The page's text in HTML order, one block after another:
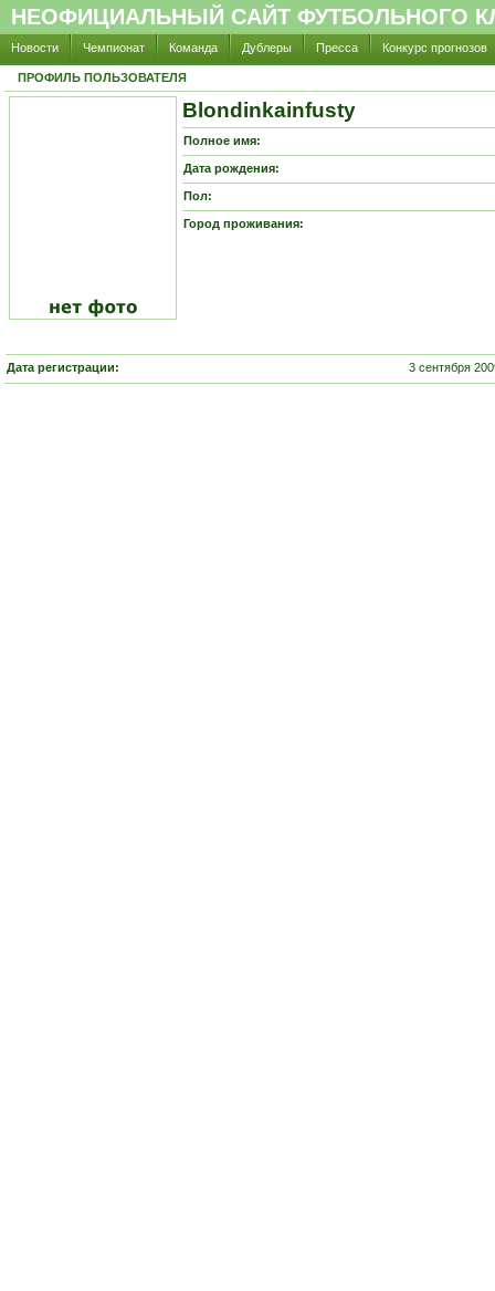
НЕОФИЦИАЛЬНЫЙ САЙТ ФУТБОЛЬНОГО
Новости Чемпионат Команда Дублеры Пресса Конкурс прогнозов
ПРОФИЛЬ ПОЛЬЗОВАТЕЛЯ
Blondinkainfusty
Полное имя:
Дата рождения:
Пол:
Город проживания:
Дата регистрации: 3 сентября